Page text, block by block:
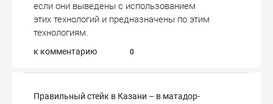
если они выведены с использованием
этих технологий и предназначены по этим
технологиям.
к комментарию 0
Правильный стейк в Казани – в матадор-